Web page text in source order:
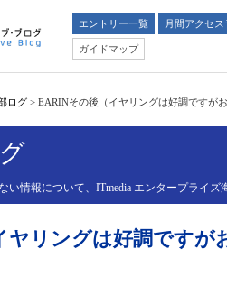
エントリー一覧 月間アクセ
ガイドマップ
ログ > EARINその後（イヤリングは好調ですが
い情報について、ITmedia エンタープライズ
リングは好調ですが